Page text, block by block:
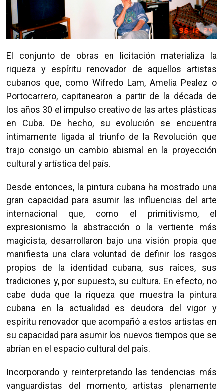
El conjunto de obras en licitación materializa la
riqueza y espíritu renovador de aquellos artistas
cubanos que, como Wifredo Lam, Amelia Pealez o
Portocarrero, capitanearon a partir de la década de
los años 30 el impulso creativo de las artes plásticas
en Cuba. De hecho, su evolución se encuentra
íntimamente ligada al triunfo de la Revolución que
trajo consigo un cambio abismal en la proyección
cultural y artística del país.
Desde entonces, la pintura cubana ha mostrado una
gran capacidad para asumir las influencias del arte
internacional que, como el primitivismo, el
expresionismo la abstracción o la vertiente más
magicista, desarrollaron bajo una visión propia que
manifiesta una clara voluntad de definir los rasgos
propios de la identidad cubana, sus raíces, sus
tradiciones y, por supuesto, su cultura. En efecto, no
cabe duda que la riqueza que muestra la pintura
cubana en la actualidad es deudora del vigor y
espíritu renovador que acompañó a estos artistas en
su capacidad para asumir los nuevos tiempos que se
abrían en el espacio cultural del país.
Incorporando y reinterpretando las tendencias más
vanguardistas del momento, artistas plenamente